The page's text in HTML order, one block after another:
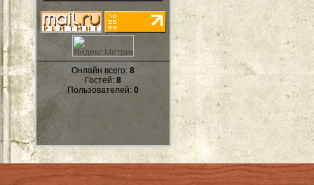
Онлайн всего: 8
Гостей: 8
Пользователей: 0